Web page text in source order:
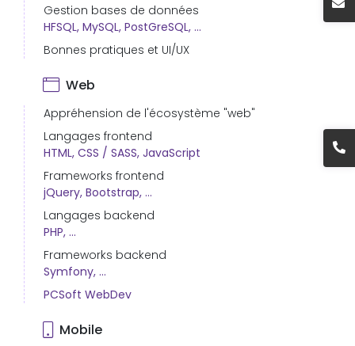
Gestion bases de données
HFSQL, MySQL, PostGreSQL, ...
Bonnes pratiques et UI/UX
Web
Appréhension de l'écosystème "web"
Langages frontend
HTML, CSS / SASS, JavaScript
Frameworks frontend
jQuery, Bootstrap, ...
Langages backend
PHP, ...
Frameworks backend
Symfony, ...
PCSoft WebDev
Mobile